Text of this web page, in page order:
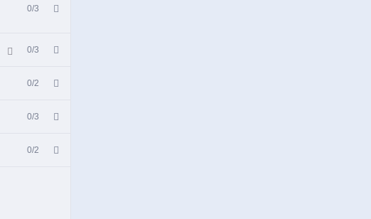
0/3
0/3
0/2
0/3
0/2